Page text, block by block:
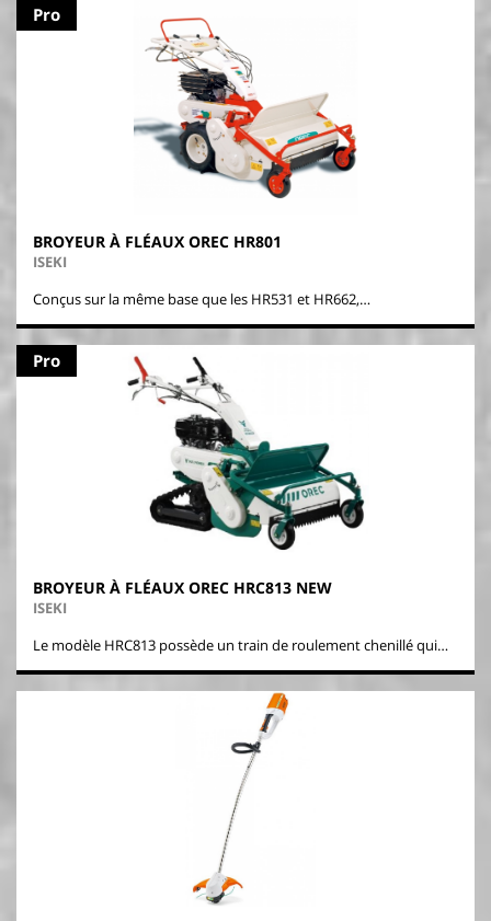
Pro
BROYEUR À FLÉAUX OREC HR801
ISEKI
Conçus sur la même base que les HR531 et HR662,…
Pro
BROYEUR À FLÉAUX OREC HRC813 NEW
ISEKI
Le modèle HRC813 possède un train de roulement chenillé qui…